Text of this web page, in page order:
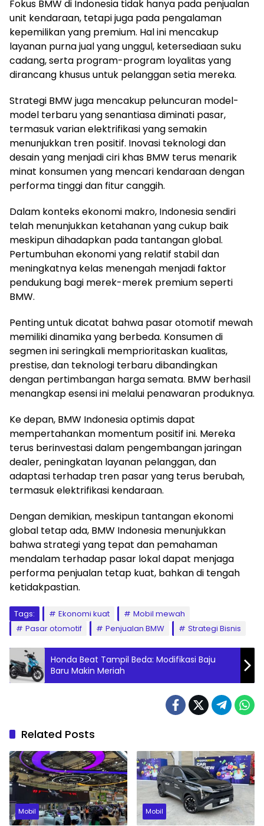
Fokus BMW di Indonesia tidak hanya pada penjualan
unit kendaraan, tetapi juga pada pengalaman
kepemilikan yang premium. Hal ini mencakup
layanan purna jual yang unggul, ketersediaan suku
cadang, serta program-program loyalitas yang
dirancang khusus untuk pelanggan setia mereka.
Strategi BMW juga mencakup peluncuran model-
model terbaru yang senantiasa diminati pasar,
termasuk varian elektrifikasi yang semakin
menunjukkan tren positif. Inovasi teknologi dan
desain yang menjadi ciri khas BMW terus menarik
minat konsumen yang mencari kendaraan dengan
performa tinggi dan fitur canggih.
Dalam konteks ekonomi makro, Indonesia sendiri
telah menunjukkan ketahanan yang cukup baik
meskipun dihadapkan pada tantangan global.
Pertumbuhan ekonomi yang relatif stabil dan
meningkatnya kelas menengah menjadi faktor
pendukung bagi merek-merek premium seperti
BMW.
Penting untuk dicatat bahwa pasar otomotif mewah
memiliki dinamika yang berbeda. Konsumen di
segmen ini seringkali memprioritaskan kualitas,
prestise, dan teknologi terbaru dibandingkan
dengan pertimbangan harga semata. BMW berhasil
menangkap esensi ini melalui penawaran produknya.
Ke depan, BMW Indonesia optimis dapat
mempertahankan momentum positif ini. Mereka
terus berinvestasi dalam pengembangan jaringan
dealer, peningkatan layanan pelanggan, dan
adaptasi terhadap tren pasar yang terus berubah,
termasuk elektrifikasi kendaraan.
Dengan demikian, meskipun tantangan ekonomi
global tetap ada, BMW Indonesia menunjukkan
bahwa strategi yang tepat dan pemahaman
mendalam terhadap pasar lokal dapat menjaga
performa penjualan tetap kuat, bahkan di tengah
ketidakpastian.
Tags: Ekonomi kuat
Mobil mewah
Pasar otomotif
Penjualan BMW Strategi Bisnis
Honda Beat Tampil Beda: Modifikasi Baju
Baru Makin Meriah
Related Posts
Mobil Mobil